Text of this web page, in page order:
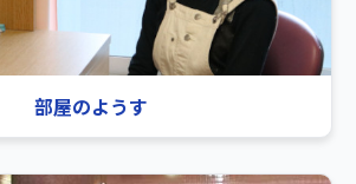
部屋のようす